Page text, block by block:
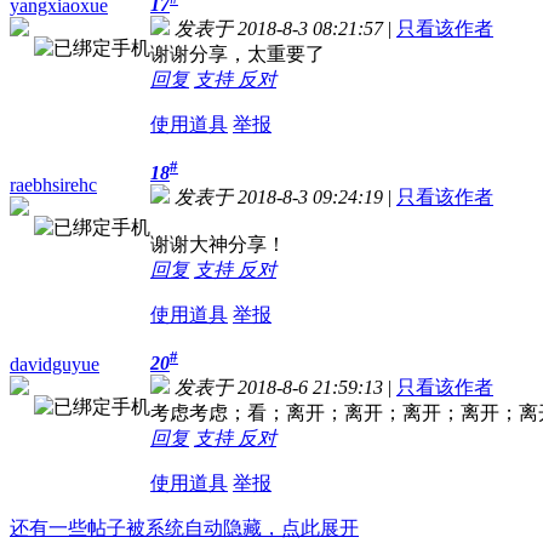
yangxiaoxue 17
发表于 2018-8-3 08:21:57 | 只看该作者
谢谢分享，太重要了
回复 支持 反对
使用道具 举报
raebhsirehc
18#
发表于 2018-8-3 09:24:19 | 只看该作者
谢谢大神分享！
回复 支持 反对
使用道具 举报
davidguyue 20#
发表于 2018-8-6 21:59:13 | 只看该作者
考虑考虑；看；离开；离开；离开；离开；离
回复 支持 反对
使用道具 举报
还有一些帖子被系统自动隐藏，点此展开